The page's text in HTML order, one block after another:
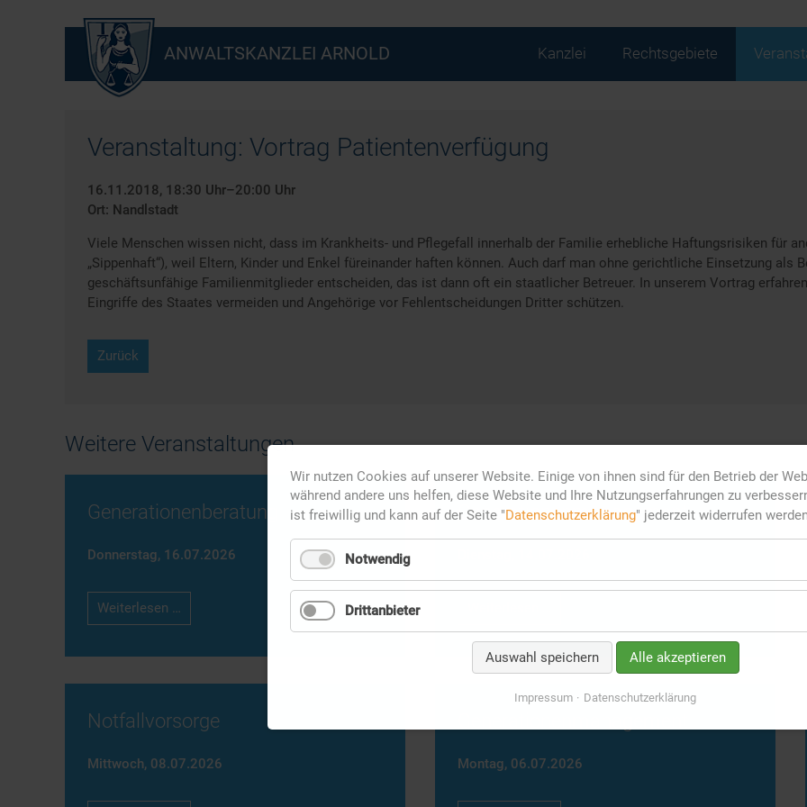
ANWALTSKANZLEI ARNOLD
überspringen
Kanzlei Rechtsgebiete
Veranstaltung: Vortrag Patientenverfügung
16.11.2018, 18:30 Uhr–20:00 Uhr
Ort: Nandlstadt
Viele Menschen wissen nicht, dass im Krankheits- und Pflegefall innerhalb der Familie erhebliche Haftungsrisiken für
„Sippenhaft“), weil Eltern, Kinder und Enkel füreinander haften können. Auch darf man ohne gerichtliche Einsetzung als
geschäftsunfähige Familienmitglieder entscheiden, das ist dann oft ein staatlicher Betreuer. In unserem Vortrag
Eingriffe des Staates vermeiden und Angehörige vor Fehlentscheidungen Dritter schützen.
Zurück
Weitere Veranstaltungen
Generationenberatung
Donnerstag, 16.07.2026
Weiterlesen … Generationenberatung
Generationenmanagement
Notfallvorsorge
Mittwoch, 08.07.2026 Montag, 06.07.2026
Wir nutzen Cookies auf unserer Website. Einige von ihnen sind für den Betrieb der
während andere uns helfen, diese Website und Ihre Nutzungserfahrungen zu
ist freiwillig und kann auf der Seite "Datenschutzerklärung" jederzeit widerrufen
Notwendig
Drittanbieter
Auswahl speichern Alle akzeptieren
Impressum Datenschutzerklärung